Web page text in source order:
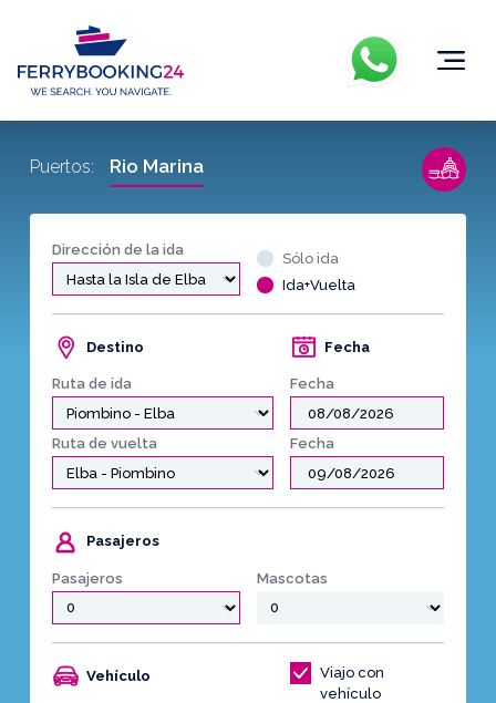
Dirección de la ida
Sólo ida
Ida+Vuelta
Destino
Ruta de ida
Fecha
Fecha
Ruta de vuelta Fecha
Pasajeros
Pasajeros Mascotas
Vehículo
Viajo con
vehículo
Puertos: Rio Marina